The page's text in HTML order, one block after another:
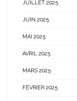
JUILLET 2025
JUIN 2025
MAI 2025
AVRIL 2025
MARS 2025
FÉVRIER 2025